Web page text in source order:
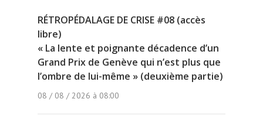
RÉTROPÉDALAGE DE CRISE #08 (accès
libre)
« La lente et poignante décadence d’un
Grand Prix de Genève qui n’est plus que
l’ombre de lui-même » (deuxième partie)
08 / 08 / 2026 à 08:00